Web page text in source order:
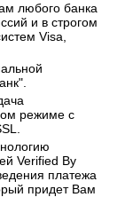
любого банка
и в строгом
Visa,
режиме с
Verified By
платежа
придет Вам